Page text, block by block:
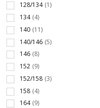
128/134 (1)
134 (4)
140 (11)
140/146 (5)
146 (8)
152 (9)
152/158 (3)
158 (4)
164 (9)